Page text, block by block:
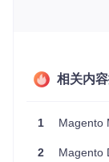
配置示例
<config >
相关内
1 Magento
2 Magento